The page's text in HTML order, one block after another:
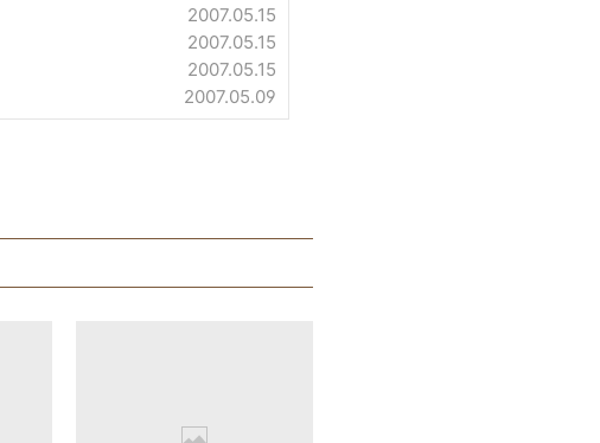
2007.05.15
2007.05.15
2007.05.15
2007.05.09